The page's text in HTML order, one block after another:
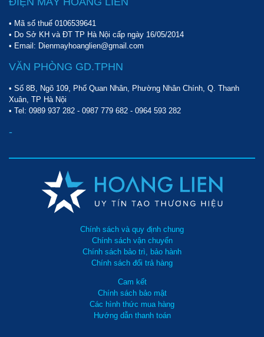
Thiết kế máy nhỏ gọn, dễ dàng cầm nắm khi sử dụng
• Mã số thuế 0106539641
• Do Sở KH và ĐT TP Hà Nội cấp ngày 16/05/2014
• Email: Dienmayhoanglien@gmail.com
VĂN PHÒNG GD.TPHN
• Số 8B, Ngõ 109, Phố Quan Nhân, Phường Nhân Chính, Q. Thanh
Xuân, TP Hà Nội
• Tel: 0989 937 282 - 0987 779 682 - 0964 593 282
-
Chính sách và quy định chung
Chính sách vận chuyển
Chính sách bảo trì, bảo hành
Chính sách đổi trả hàng
Cam kết
Chính sách bảo mật
Các hình thức mua hàng
Hướng dẫn thanh toán